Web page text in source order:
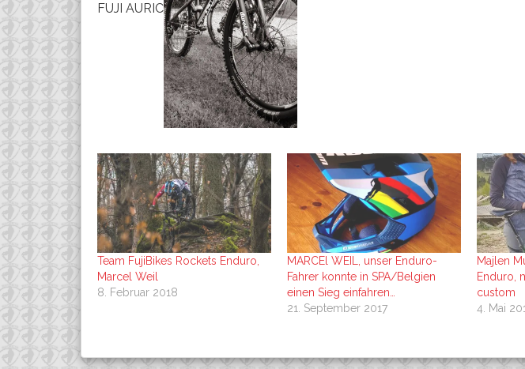
FUJI AURIC
Team FujiBikes Rockets Enduro,
Marcel Weil
8. Februar 2018
MARCEl WEIL, unser Enduro-
Fahrer konnte in SPA/Belgien
einen Sieg einfahren…
21. September 2017
Majlen
Enduro,
custom
4. Mai